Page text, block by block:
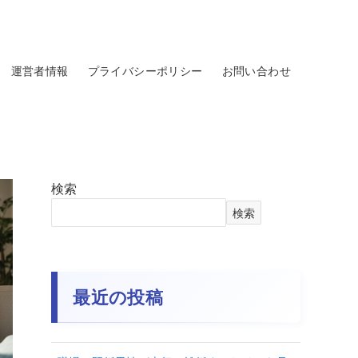
運営者情報 プライバシーポリシー お問い合わせ
検索
検索
最近の投稿